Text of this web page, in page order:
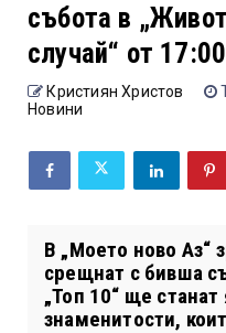
събота в
случай“ от
Кристиян Христов
Новини
В „Моето ново Аз“
срещнат с бивша
„Топ 10“ ще
знаменитости,